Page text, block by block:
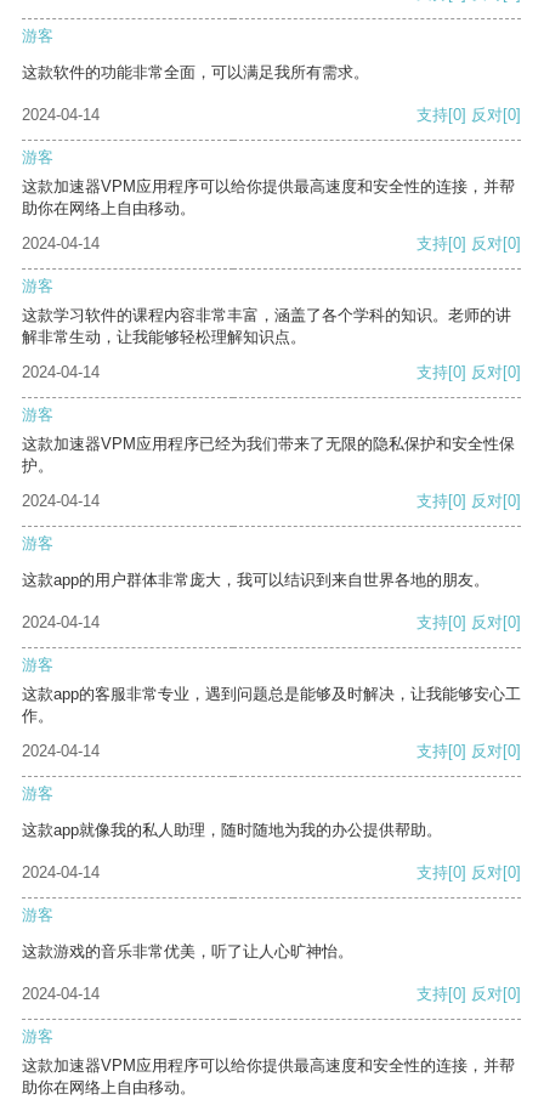
游客
这款软件的功能非常全面，可以满足我所有需求。
2024-04-14 支持[0] 反对[0]
游客
这款加速器VPM应用程序可以给你提供最高速度和安全性的连接，并帮
助你在网络上自由移动。
2024-04-14
支持[0] 反对[0]
游客
这款学习软件的课程内容非常丰富，涵盖了各个学科的知识。老师的讲
解非常生动，让我能够轻松理解知识点。
2024-04-14
支持[0] 反对[0]
游客
这款加速器VPM应用程序已经为我们带来了无限的隐私保护和安全性保
护。
2024-04-14
支持[0] 反对[0]
游客
这款app的用户群体非常庞大，我可以结识到来自世界各地的朋友。
2024-04-14 支持[0] 反对[0]
游客
这款app的客服非常专业，遇到问题总是能够及时解决，让我能够安心工
作。
2024-04-14
支持[0] 反对[0]
游客
这款app就像我的私人助理，随时随地为我的办公提供帮助。
2024-04-14 支持[0] 反对[0]
游客
这款游戏的音乐非常优美，听了让人心旷神怡。
2024-04-14 支持[0] 反对[0]
游客
这款加速器VPM应用程序可以给你提供最高速度和安全性的连接，并帮
助你在网络上自由移动。